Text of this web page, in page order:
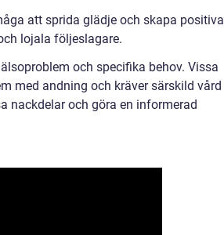
att sprida glädje och skapa positiva
lojala följeslagare.
och specifika behov. Vissa
med andning och kräver särskild vård
nackdelar och göra en informerad